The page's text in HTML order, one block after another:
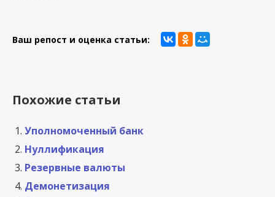
Ваш репост и оценка статьи:
Похожие статьи
Уполномоченный банк
Нуллификация
Резервные валюты
Демонетизация